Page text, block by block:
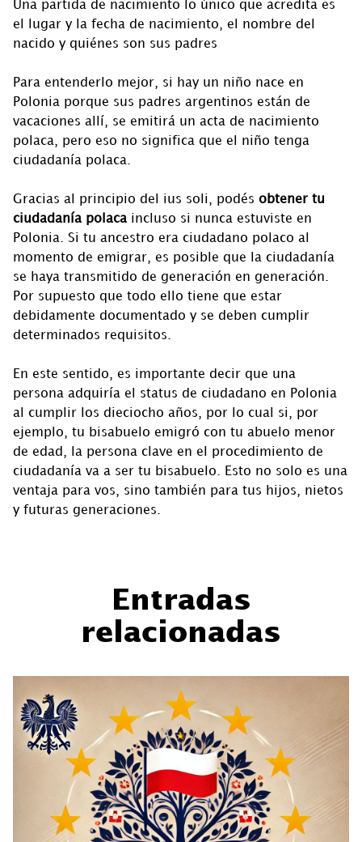
Una partida de nacimiento lo único que acredita es
el lugar y la fecha de nacimiento, el nombre del
nacido y quiénes son sus padres
Para entenderlo mejor, si hay un niño nace en
Polonia porque sus padres argentinos están de
vacaciones allí, se emitirá un acta de nacimiento
polaca, pero eso no significa que el niño tenga
ciudadanía polaca.
Gracias al principio del ius soli, podés obtener tu
ciudadanía polaca incluso si nunca estuviste en
Polonia. Si tu ancestro era ciudadano polaco al
momento de emigrar, es posible que la ciudadanía
se haya transmitido de generación en generación.
Por supuesto que todo ello tiene que estar
debidamente documentado y se deben cumplir
determinados requisitos.
En este sentido, es importante decir que una
persona adquiría el status de ciudadano en Polonia
al cumplir los dieciocho años, por lo cual si, por
ejemplo, tu bisabuelo emigró con tu abuelo menor
de edad, la persona clave en el procedimiento de
ciudadanía va a ser tu bisabuelo. Esto no solo es una
ventaja para vos, sino también para tus hijos, nietos
y futuras generaciones.
Entradas
relacionadas